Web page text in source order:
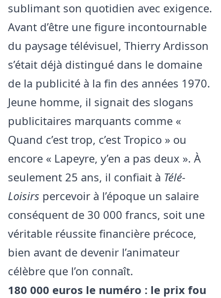
sublimant son quotidien avec exigence.
Avant d’être une figure incontournable
du paysage télévisuel, Thierry Ardisson
s’était déjà distingué dans le domaine
de la publicité à la fin des années 1970.
Jeune homme, il signait des slogans
publicitaires marquants comme «
Quand c’est trop, c’est Tropico » ou
encore « Lapeyre, y’en a pas deux ». À
seulement 25 ans, il confiait à Télé-
Loisirs percevoir à l’époque un salaire
conséquent de 30 000 francs, soit une
véritable réussite financière précoce,
bien avant de devenir l’animateur
célèbre que l’on connaît.
180 000 euros le numéro : le prix fou